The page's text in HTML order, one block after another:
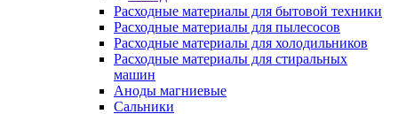
Расходные материалы для бытовой техники
Расходные материалы для пылесосов
Расходные материалы для холодильников
Расходные материалы для стиральных
машин
Аноды магниевые
Сальники